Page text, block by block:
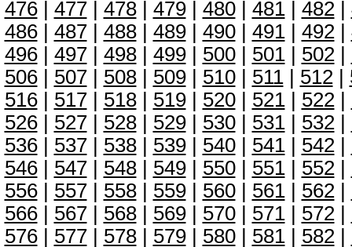
476| 477| 478| 479| 480| 481| 482|
486| 487| 488| 489| 490| 491| 492|
496| 497| 498| 499| 500| 501| 502|
506| 507| 508| 509| 510| 511| 512|
516| 517| 518| 519| 520| 521| 522|
526| 527| 528| 529| 530| 531| 532|
536| 537| 538| 539| 540| 541| 542|
546| 547| 548| 549| 550| 551| 552|
556| 557| 558| 559| 560| 561| 562|
566| 567| 568| 569| 570| 571| 572|
576| 577| 578| 579| 580| 581| 582|